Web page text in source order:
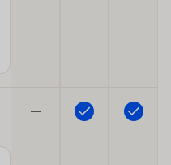
Iekļauts Iekļauts